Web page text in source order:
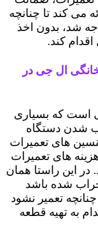
می کند تا چنانچه
شد، بدون اخذ
کند.
ال جی در
است که بسیاری
شدن دستگاه
های تعمیرات
های تعمیرات
در این راستا همان
شده باشد
تعمیر نشود
به تهیه قطعه